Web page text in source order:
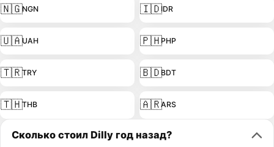
🇳🇬NGN 🇮🇩IDR
🇺🇦UAH 🇵🇭PHP
🇹🇷TRY 🇧🇩BDT
🇹🇭THB 🇦🇷ARS
Сколько стоил Dilly год назад?